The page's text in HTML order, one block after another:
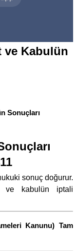
ve Kabulün
Sonuçları
sonuç doğurur.
ve kabulün iptali
Kanunu) Tam